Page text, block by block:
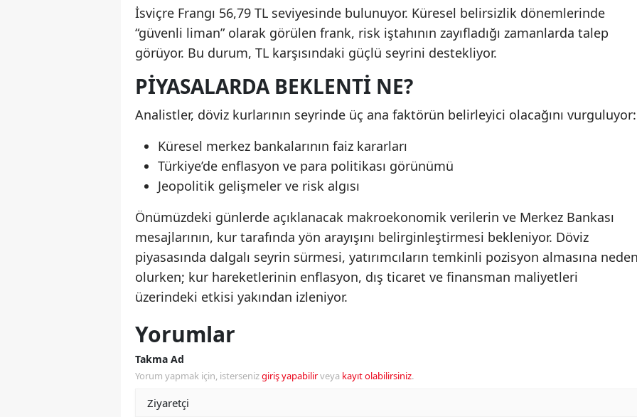
İsviçre Frangı 56,79 TL seviyesinde bulunuyor. Küresel belirsizlik dönemlerinde
“güvenli liman” olarak görülen frank, risk iştahının zayıfladığı zamanlarda talep
görüyor. Bu durum, TL karşısındaki güçlü seyrini destekliyor.
PIYASALARDA BEKLENTI NE?
Analistler, döviz kurlarının seyrinde üç ana faktörün belirleyici olacağını vurguluyor:
Küresel merkez bankalarının faiz kararları
Türkiye’de enflasyon ve para politikası görünümü
Jeopolitik gelişmeler ve risk algısı
Önümüzdeki günlerde açıklanacak makroekonomik verilerin ve Merkez Bankası
mesajlarının, kur tarafında yön arayışını belirginleştirmesi bekleniyor. Döviz
piyasasında dalgalı seyrin sürmesi, yatırımcıların temkinli pozisyon almasına
olurken; kur hareketlerinin enflasyon, dış ticaret ve finansman maliyetleri
üzerindeki etkisi yakından izleniyor.
Yorumlar
Takma Ad
Yorum yapmak için, istersenizgiriş yapabilirveya kayıt olabilirsiniz.